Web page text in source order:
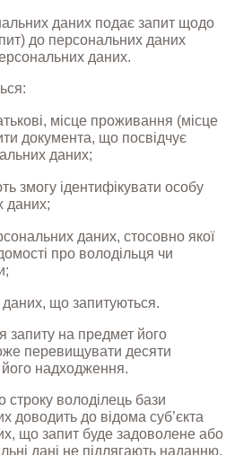
даних подає запит щодо
до персональних даних
даних.
місце проживання (місце
документа, що посвідчує
даних;
змогу ідентифікувати особу
даних;
даних, стосовно якої
про володільця чи
що запитуються.
запиту на предмет його
перевищувати десяти
надходження.
строку володілець бази
доводить до відома суб’єкта
що запит буде задоволене або
дані не підлягають наданню,